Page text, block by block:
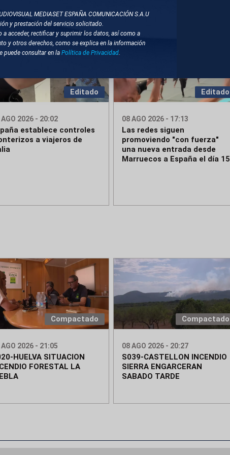
MEDIASET ESPAÑA COMUNICACIÓN S.A.U
y prestación del servicio solicitado.
a acceder, rectificar y suprimir los datos, así como a
y otros derechos, como se explica en la información
puede consultar en la Política de Privacidad.
Editado
AGO 2026 - 20:02
establece controles
a viajeros de
Editado
08 AGO 2026 - 17:13
Las redes siguen
promoviendo "con fuerza"
una nueva entrada desde
Marruecos a España el día 15
Compactado
AGO 2026 - 21:05
HUELVA SITUACION
FORESTAL LA
Compactado
08 AGO 2026 - 20:27
S039-CASTELLON INCENDIO
SIERRA ENGARCERAN
SABADO TARDE